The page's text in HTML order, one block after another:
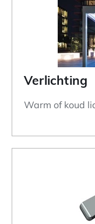
Verlichting
Warm of koud